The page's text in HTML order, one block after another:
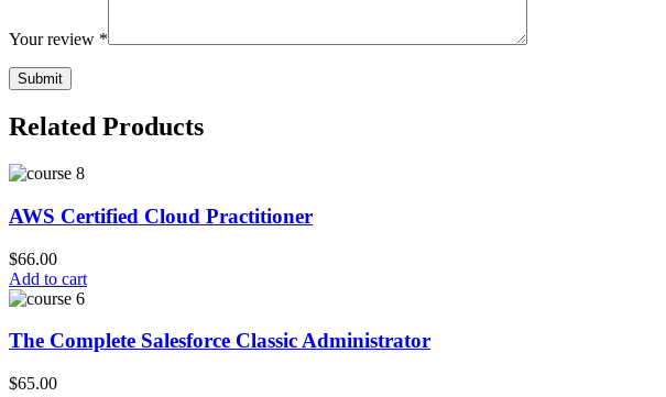
Your review *
Related Products
AWS Certified Cloud Practitioner
$66.00
Add to cart
The Complete Salesforce Classic Administrator
$65.00